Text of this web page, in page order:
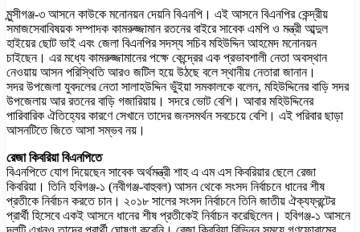
মুন্সীগঞ্জ-৩ আসনে কাউকে মনোনয়ন দেয়নি বিএনপি। এই আসনে বিএনপির কেন্দ্রীয়
সমাজসেবাবিষয়ক সম্পাদক কামরুজ্জামান রতনের বাইরে সাবেক এমপি ও মন্ত্রী আব্দুল
হাইয়ের ছোট ভাই এবং জেলা বিএনপির সদস্য সচিব মহিউদ্দিন আহমেদ মনোনয়ন
চাইছেন। এর মধ্যে কামরুজ্জামানের পক্ষে কেন্দ্রের এক প্রভাবশালী নেতা অবস্থান
নেওয়ায় আসন পরিস্থিতি আরও জটিল হয়ে উঠছে বলে স্থানীয় নেতারা জানান।
সদর উপজেলা যুবদলের নেতা সালাহউদ্দিন ভুঁইয়া সমকালকে বলেন, মহিউদ্দিনের বাড়ি সদর
উপজেলায় আর রতনের বাড়ি গজারিয়ায়। সদরে ভোট বেশি। আবার মহিউদ্দিনের
পারিবারিক ঐতিহ্যের কারণে সেখানে তাদের জনসমর্থন সবচেয়ে বেশি। এই পরিবার ছাড়া
আসনটিতে জিতে আসা সম্ভব নয়।
রেজা কিবরিয়া বিএনপিতে
বিএনপিতে যোগ দিয়েছেন সাবেক অর্থমন্ত্রী শাহ এ এম এস কিবরিয়ার ছেলে রেজা
কিবরিয়া। তিনি হবিগঞ্জ-১ (নবীগঞ্জ-বাহুবল) আসন থেকে সংসদ নির্বাচনে ধানের শীষ
প্রতীকে নির্বাচন করতে চান। ২০১৮ সালের সংসদ নির্বাচনে তিনি জাতীয় ঐক্যফ্রন্টের
প্রার্থী হিসেবে একই আসনে ধানের শীষ প্রতীকেই নির্বাচন করেছিলেন। হবিগঞ্জ-১ আসনে